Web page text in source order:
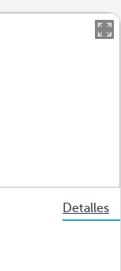
Detalles